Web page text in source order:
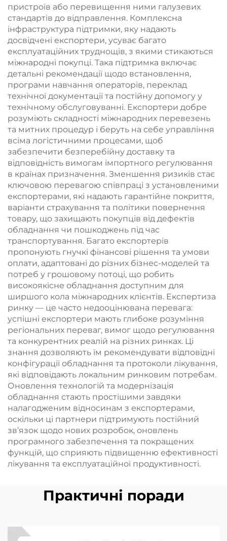
пристроїв або перевищення ними галузевих
стандартів до відправлення. Комплексна
інфраструктура підтримки, яку надають
досвідчені експортери, усуває багато
експлуатаційних труднощів, з якими стикаються
міжнародні покупці. Така підтримка включає
детальні рекомендації щодо встановлення,
програми навчання операторів, переклад
технічної документації та постійну допомогу у
технічному обслуговуванні. Експортери добре
розуміють складності міжнародних перевезень
та митних процедур і беруть на себе управління
всіма логістичними процесами, щоб
забезпечити безперебійну доставку та
відповідність вимогам імпортного регулювання
в країнах призначення. Зменшення ризиків стає
ключовою перевагою співпраці з установленими
експортерами, які надають гарантійне покриття,
варіанти страхування та політики повернення
товару, що захищають покупців від дефектів
обладнання чи пошкоджень під час
транспортування. Багато експортерів
пропонують гнучкі фінансові рішення та умови
оплати, адаптовані до різних бізнес-моделей та
потреб у грошовому потоці, що робить
високоякісне обладнання доступним для
ширшого кола міжнародних клієнтів. Експертиза
ринку — це часто недооцінювана перевага:
успішні експортери мають глибоке розуміння
регіональних переваг, вимог щодо регулювання
та конкурентних реалій на різних ринках. Ці
знання дозволяють їм рекомендувати відповідні
конфігурації обладнання та протоколи лікування,
які відповідають локальним ринковим потребам.
Оновлення технологій та модернізація
обладнання стають простішими завдяки
налагодженим відносинам з експортерами,
оскільки ці партнери підтримують постійний
зв’язок щодо нових розробок, оновлень
програмного забезпечення та покращених
функцій, що сприяють підвищенню ефективності
лікування та експлуатаційної продуктивності.
Практичні поради